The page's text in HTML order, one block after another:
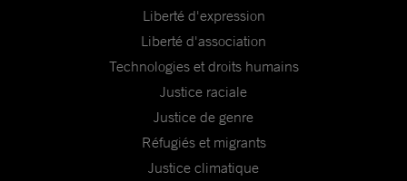
Liberté d'expression
Liberté d'association
Technologies et droits humains
Justice raciale
Justice de genre
Réfugiés et migrants
Justice climatique